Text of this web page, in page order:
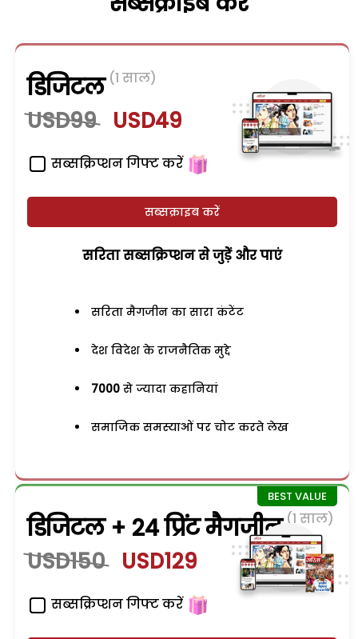
डिजिटल (1 साल)
USD99 USD49
सब्सक्रिप्शन गिफ्ट करें
सब्सक्राइब करें
सरिता सब्सक्रिप्शन से जुड़ेें और पाएं
सरिता मैगजीन का सारा कंटेंट
देश विदेश के राजनैतिक मुद्दे
7000 से ज्यादा कहानियां
समाजिक समस्याओं पर चोट करते लेख
डिजिटल + 24 प्रिंट मैगजीन (1 साल)
USD150 USD129
सब्सक्रिप्शन गिफ्ट करें